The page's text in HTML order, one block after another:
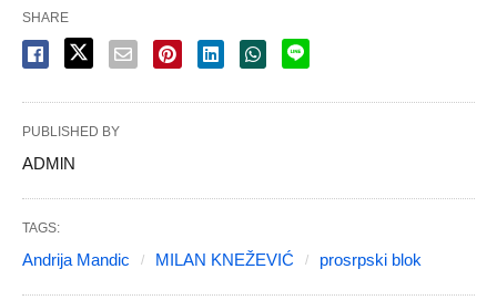
SHARE
PUBLISHED BY
ADMlN
TAGS:
Andrija Mandic MILAN KNEŽEVIĆ prosrpski blok